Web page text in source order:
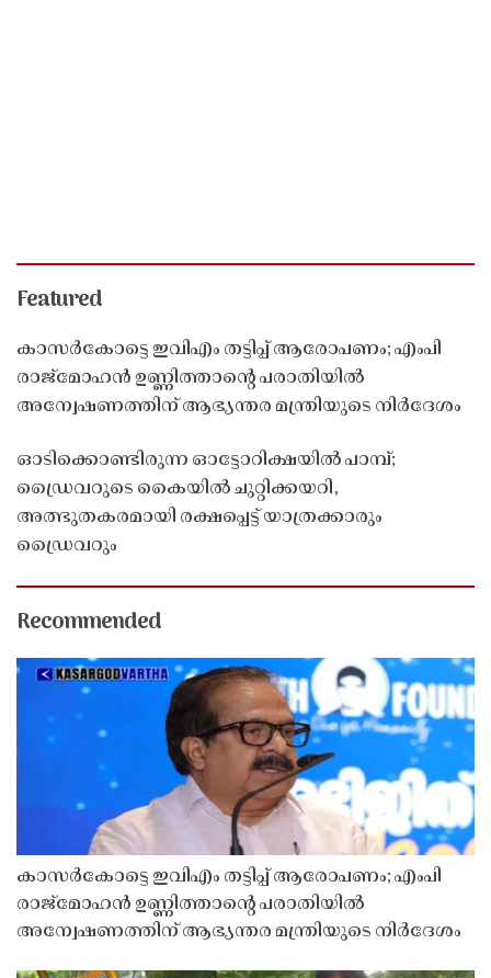
Featured
കാസർകോട്ടെ ഇവിഎം തട്ടിപ്പ് ആരോപണം; എംപി
രാജ്‌മോഹൻ ഉണ്ണിത്താന്റെ പരാതിയിൽ
അന്വേഷണത്തിന് ആഭ്യന്തര മന്ത്രിയുടെ നിർദേശം
ഓടിക്കൊണ്ടിരുന്ന ഓട്ടോറിക്ഷയിൽ പാമ്പ്;
ഡ്രൈവറുടെ കൈയിൽ ചുറ്റിക്കയറി,
അത്ഭുതകരമായി രക്ഷപ്പെട്ട് യാത്രക്കാരും
ഡ്രൈവറും
Recommended
കാസർകോട്ടെ ഇവിഎം തട്ടിപ്പ് ആരോപണം; എംപി
രാജ്‌മോഹൻ ഉണ്ണിത്താന്റെ പരാതിയിൽ
അന്വേഷണത്തിന് ആഭ്യന്തര മന്ത്രിയുടെ നിർദേശം